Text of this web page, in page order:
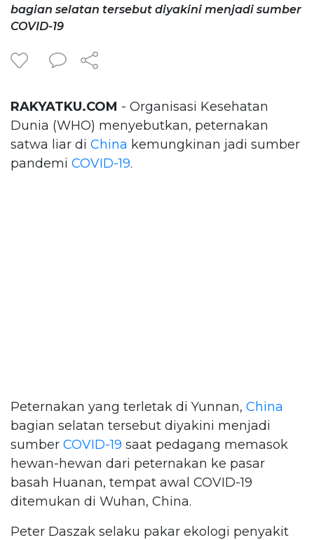
bagian selatan tersebut diyakini menjadi sumber
COVID-19
RAKYATKU.COM - Organisasi Kesehatan
Dunia (WHO) menyebutkan, peternakan
satwa liar di China kemungkinan jadi sumber
pandemi COVID-19.
Peternakan yang terletak di Yunnan, China
bagian selatan tersebut diyakini menjadi
sumber COVID-19 saat pedagang memasok
hewan-hewan dari peternakan ke pasar
basah Huanan, tempat awal COVID-19
ditemukan di Wuhan, China.
Peter Daszak selaku pakar ekologi penyakit